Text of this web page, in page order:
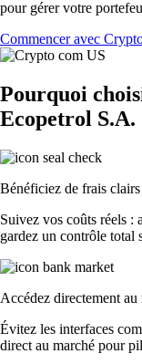
pour gérer votre
Commencer avec
Pourquoi
Ecopetrol S.A.
Bénéficiez de frais clairs
Suivez vos coûts réels :
gardez un contrôle total
Accédez directement au
Évitez les interfaces
direct au marché pour